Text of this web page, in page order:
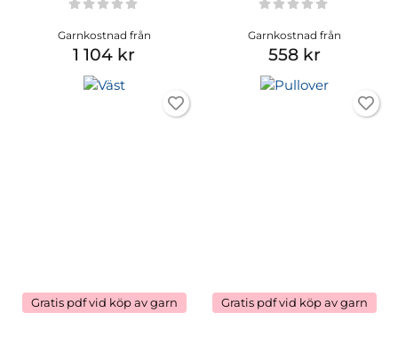
Garnkostnad från
1 104 kr
Garnkostnad från
558 kr
Gratis pdf vid köp av garn Gratis pdf vid köp av garn